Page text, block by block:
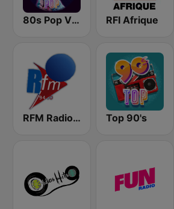
80s Pop Vibes RFI Afrique
RFM Radio Futurs Medias 94.0 FM Top 90's